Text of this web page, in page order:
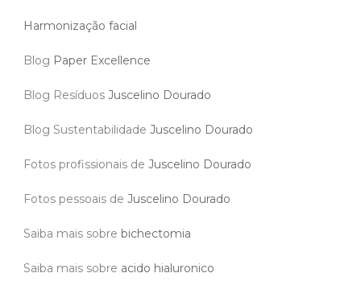
Harmonização facial
Blog Paper Excellence
Blog Resíduos Juscelino Dourado
Blog Sustentabilidade Juscelino Dourado
Fotos profissionais de Juscelino Dourado
Fotos pessoais de Juscelino Dourado
Saiba mais sobre bichectomia
Saiba mais sobre acido hialuronico